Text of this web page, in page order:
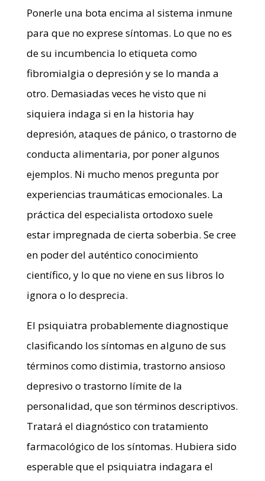
Ponerle una bota encima al sistema inmune
para que no exprese síntomas. Lo que no es
de su incumbencia lo etiqueta como
fibromialgia o depresión y se lo manda a
otro. Demasiadas veces he visto que ni
siquiera indaga si en la historia hay
depresión, ataques de pánico, o trastorno de
conducta alimentaria, por poner algunos
ejemplos. Ni mucho menos pregunta por
experiencias traumáticas emocionales. La
práctica del especialista ortodoxo suele
estar impregnada de cierta soberbia. Se cree
en poder del auténtico conocimiento
científico, y lo que no viene en sus libros lo
ignora o lo desprecia.
El psiquiatra probablemente diagnostique
clasificando los síntomas en alguno de sus
términos como distimia, trastorno ansioso
depresivo o trastorno límite de la
personalidad, que son términos descriptivos.
Tratará el diagnóstico con tratamiento
farmacológico de los síntomas. Hubiera sido
esperable que el psiquiatra indagara el